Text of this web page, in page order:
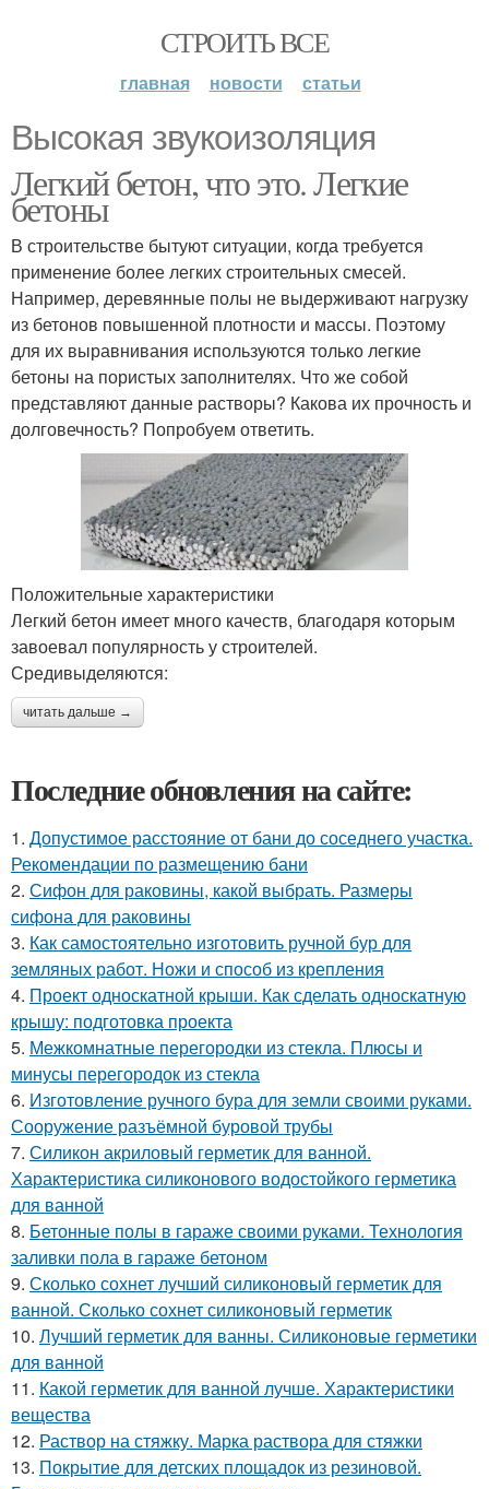
СТРОИТЬ ВСЕ
главная новости статьи
Высокая звукоизоляция
Легкий бетон, что это. Легкие
бетоны
В строительстве бытуют ситуации, когда требуется
применение более легких строительных смесей.
Например, деревянные полы не выдерживают нагрузку
из бетонов повышенной плотности и массы. Поэтому
для их выравнивания используются только легкие
бетоны на пористых заполнителях. Что же собой
представляют данные растворы? Какова их прочность и
долговечность? Попробуем ответить.
Положительные характеристики
Легкий бетон имеет много качеств, благодаря которым
завоевал популярность у строителей.
Средивыделяются:
читать дальше →
Последние обновления на сайте:
1. Допустимое расстояние от бани до соседнего участка.
Рекомендации по размещению бани
2. Сифон для раковины, какой выбрать. Размеры
сифона для раковины
3. Как самостоятельно изготовить ручной бур для
земляных работ. Ножи и способ из крепления
4. Проект односкатной крыши. Как сделать односкатную
крышу: подготовка проекта
5. Межкомнатные перегородки из стекла. Плюсы и
минусы перегородок из стекла
6. Изготовление ручного бура для земли своими руками.
Сооружение разъёмной буровой трубы
7. Силикон акриловый герметик для ванной.
Характеристика силиконового водостойкого герметика
для ванной
8. Бетонные полы в гараже своими руками. Технология
заливки пола в гараже бетоном
9. Сколько сохнет лучший силиконовый герметик для
ванной. Сколько сохнет силиконовый герметик
10. Лучший герметик для ванны. Силиконовые герметики
для ванной
11. Какой герметик для ванной лучше. Характеристики
вещества
12. Раствор на стяжку. Марка раствора для стяжки
13. Покрытие для детских площадок из резиновой.